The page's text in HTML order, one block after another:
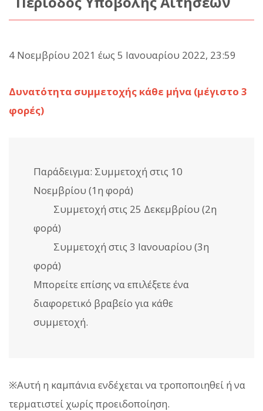
4 Νοεμβρίου 2021 έως 5 Ιανουαρίου 2022, 23:59
Δυνατότητα συμμετοχής κάθε μήνα (μέγιστο 3
φορές)
Παράδειγμα: Συμμετοχή στις 10
Νοεμβρίου (1η φορά)
Συμμετοχή στις 25 Δεκεμβρίου (2η
φορά)
Συμμετοχή στις 3 Ιανουαρίου (3η
φορά)
Μπορείτε επίσης να επιλέξετε ένα
διαφορετικό βραβείο για κάθε
συμμετοχή.
※Αυτή η καμπάνια ενδέχεται να τροποποιηθεί ή να
τερματιστεί χωρίς προειδοποίηση.